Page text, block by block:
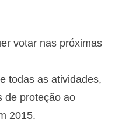
votar nas próximas
todas as atividades,
de proteção ao
2015.